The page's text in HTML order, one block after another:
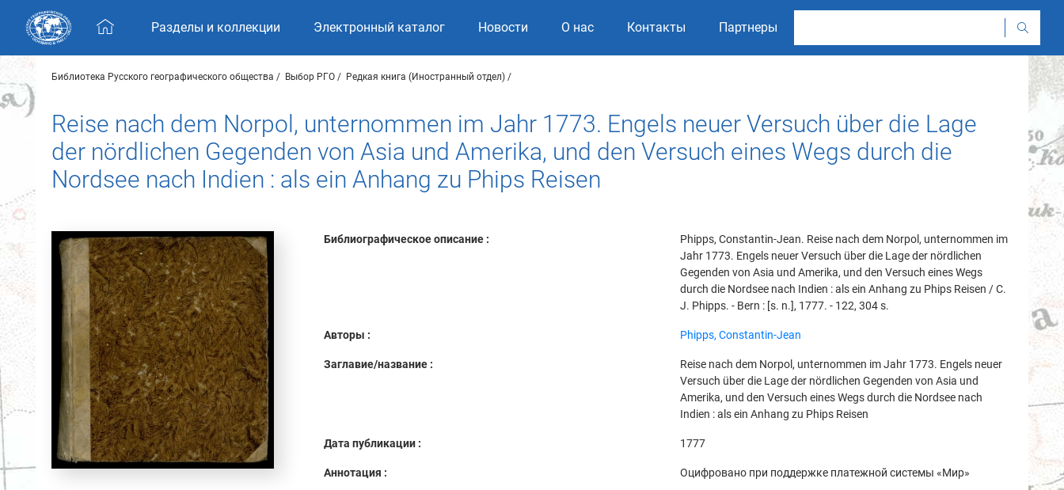
Skip navigation
Разделы и коллекции Электронный каталог Новости О нас Контакты Партнеры
Библиотека Русского географического общества Выбор РГО Редкая книга (Иностранный отдел)
Reise nach dem Norpol, unternommen im Jahr 1773. Engels neuer Versuch über die Lage
der nördlichen Gegenden von Asia und Amerika, und den Versuch eines Wegs durch die
Nordsee nach Indien : als ein Anhang zu Phips Reisen
Библиографическое описание :
Phipps, Constantin-Jean. Reise nach dem Norpol, unternommen im
Jahr 1773. Engels neuer Versuch über die Lage der nördlichen
Gegenden von Asia und Amerika, und den Versuch eines Wegs
durch die Nordsee nach Indien : als ein Anhang zu Phips Reisen / C.
J. Phipps. - Bern : [s. n.], 1777. - 122, 304 s.
Авторы : Phipps, Constantin-Jean
Заглавие/название :
Reise nach dem Norpol, unternommen im Jahr 1773. Engels neuer
Versuch über die Lage der nördlichen Gegenden von Asia und
Amerika, und den Versuch eines Wegs durch die Nordsee nach
Indien : als ein Anhang zu Phips Reisen
Дата публикации : 1777
Аннотация : Оцифровано при поддержке платежной системы «Мир»